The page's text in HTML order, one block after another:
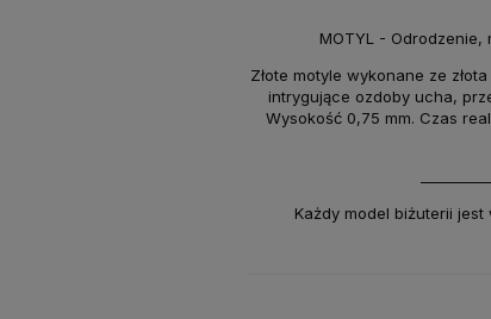
MOTYL - Odrodzenie,
Złote motyle wykonane ze
intrygujące ozdoby ucha,
Wysokość 0,75 mm. Czas
Każdy model biżuterii